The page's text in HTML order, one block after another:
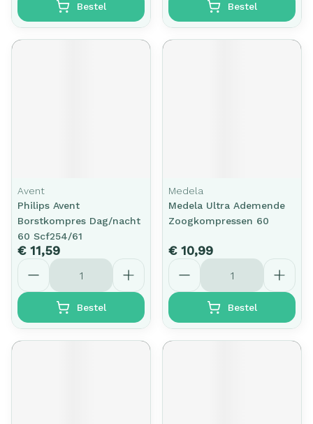
Bestel Bestel
Avent
Philips Avent
Borstkompres Dag/nacht
60 Scf254/61
€ 11,59
Aantal
Bestel
Medela
Medela Ultra Ademende
Zoogkompressen 60
€ 10,99
Aantal
Bestel